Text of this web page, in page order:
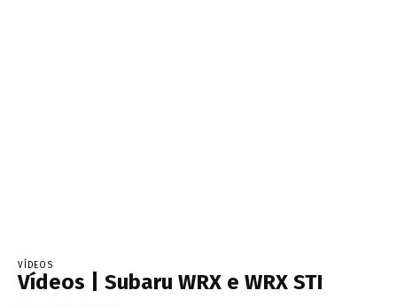
VÍDEOS
Vídeos | Subaru WRX e WRX STI